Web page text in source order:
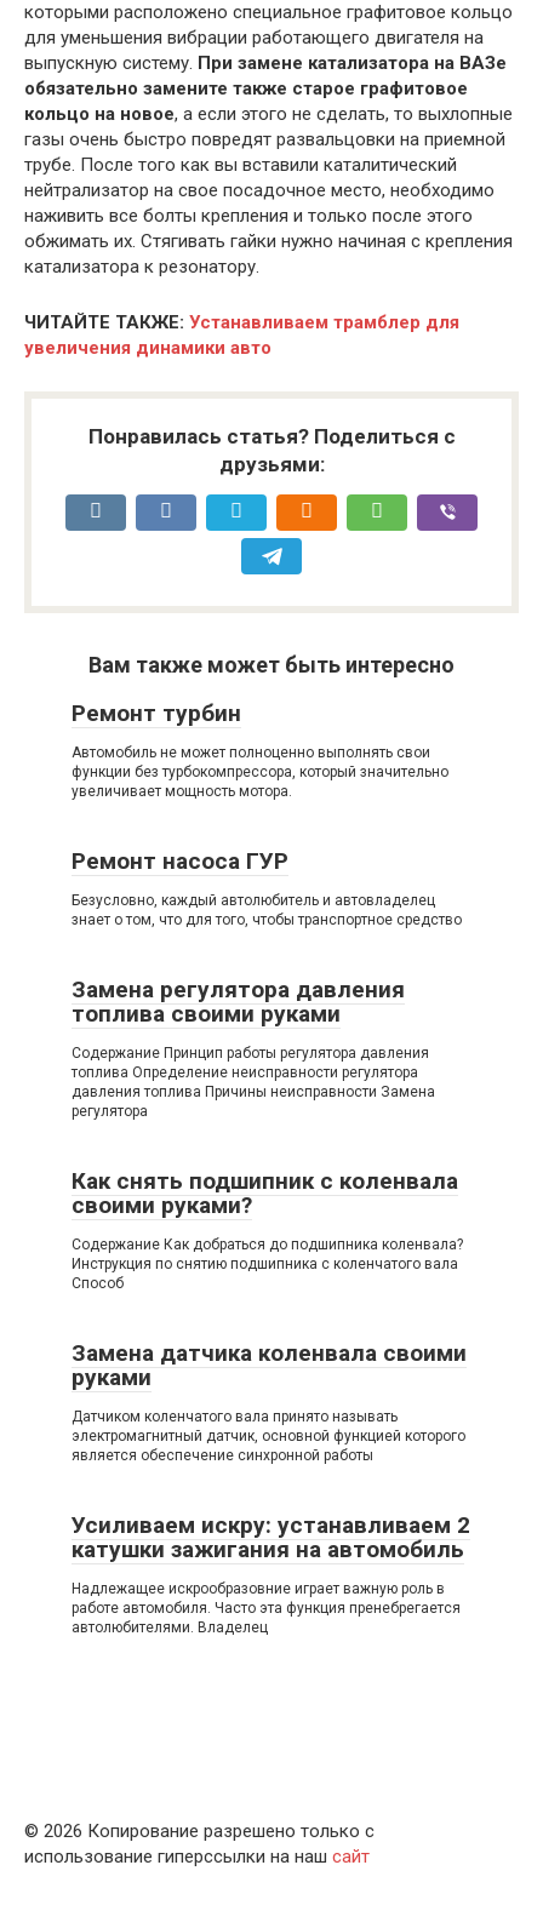
которыми расположено специальное графитовое кольцо
для уменьшения вибрации работающего двигателя на
выпускную систему. При замене катализатора на ВАЗе
обязательно замените также старое графитовое
кольцо на новое, а если этого не сделать, то выхлопные
газы очень быстро повредят развальцовки на приемной
трубе. После того как вы вставили каталитический
нейтрализатор на свое посадочное место, необходимо
наживить все болты крепления и только после этого
обжимать их. Стягивать гайки нужно начиная с крепления
катализатора к резонатору.
ЧИТАЙТЕ ТАКЖЕ: Устанавливаем трамблер для
увеличения динамики авто
Понравилась статья? Поделиться с
друзьями:
Вам также может быть интересно
Ремонт турбин
Автомобиль не может полноценно выполнять свои
функции без турбокомпрессора, который значительно
увеличивает мощность мотора.
Ремонт насоса ГУР
Безусловно, каждый автолюбитель и автовладелец
знает о том, что для того, чтобы транспортное средство
Замена регулятора давления
топлива своими руками
Содержание Принцип работы регулятора давления
топлива Определение неисправности регулятора
давления топлива Причины неисправности Замена
регулятора
Как снять подшипник с коленвала
своими руками?
Содержание Как добраться до подшипника коленвала?
Инструкция по снятию подшипника с коленчатого вала
Способ
Замена датчика коленвала своими
руками
Датчиком коленчатого вала принято называть
электромагнитный датчик, основной функцией которого
является обеспечение синхронной работы
Усиливаем искру: устанавливаем 2
катушки зажигания на автомобиль
Надлежащее искрообразовние играет важную роль в
работе автомобиля. Часто эта функция пренебрегается
автолюбителями. Владелец
© 2026 Копирование разрешено только с
использование гиперссылки на наш сайт